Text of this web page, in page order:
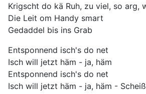
Krigscht do kä Ruh, zu viel, so arg,
Die Leit om Handy smart
Gedaddel bis ins Grab
Entsponnend isch's do net
Isch will jetzt häm - ja, häm
Entsponnend isch's do net
Isch will jetzt häm - ja, häm -